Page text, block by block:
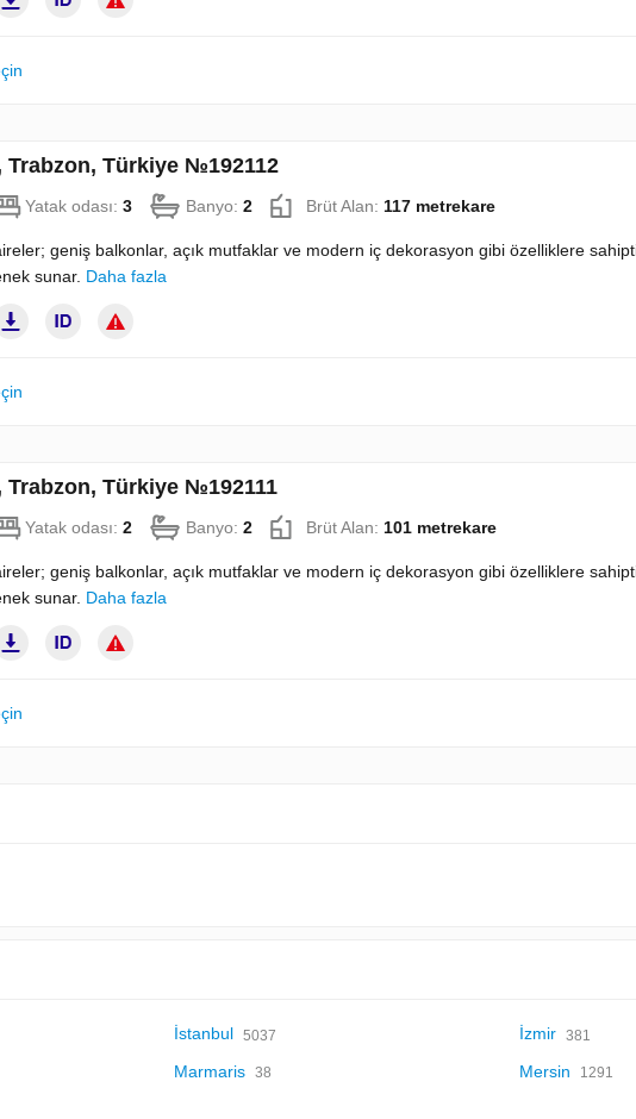
Trabzon, Türkiye №192112
Yatak odası: 3 Banyo: 2 Brüt Alan: 117 metrekare
geniş balkonlar, açık mutfaklar ve modern iç dekorasyon gibi özelliklere
sunar. Daha fazla
Trabzon, Türkiye №192111
Yatak odası: 2 Banyo: 2 Brüt Alan: 101 metrekare
geniş balkonlar, açık mutfaklar ve modern iç dekorasyon gibi özelliklere
sunar. Daha fazla
İstanbul 5037 İzmir 381
Marmaris 38 Mersin 1291